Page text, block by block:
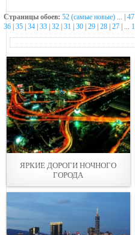
Страницы обоев: 52 (самые новые) ... | 47
36 35 34 33 32 31 30 29 28 27 | ... 1
ЯРКИЕ ДОРОГИ НОЧНОГО
ГОРОДА